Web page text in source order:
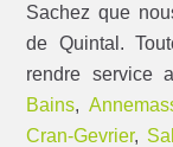
Sachez que
de Quintal.
rendre service
Bains,
Cran-Gevrier,